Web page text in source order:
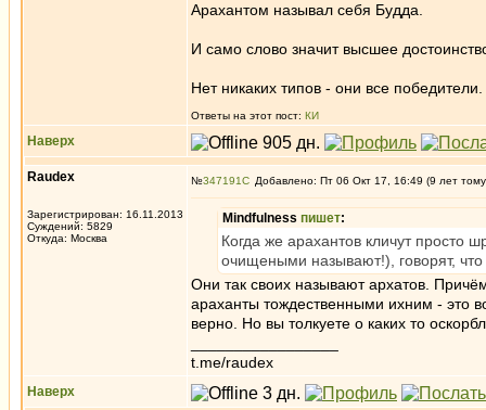
Арахантом называл себя Будда.
И само слово значит высшее
Нет никаких типов - они все
Ответы на этот пост: КИ
Наверх
Raudex
Зарегистрирован: 16.11.2013
Суждений: 5829
Откуда: Москва
№347191 Добавлено: Пт 06 Окт 17, 16:49 (9 лет
Mindfulness пишет:
Когда же арахантов кличут просто
очищеными называют!), говорят,
Они так своих называют архатов.
араханты тождественными ихним - это
верно. Но вы толкуете о каких то
t.me/raudex
Наверх